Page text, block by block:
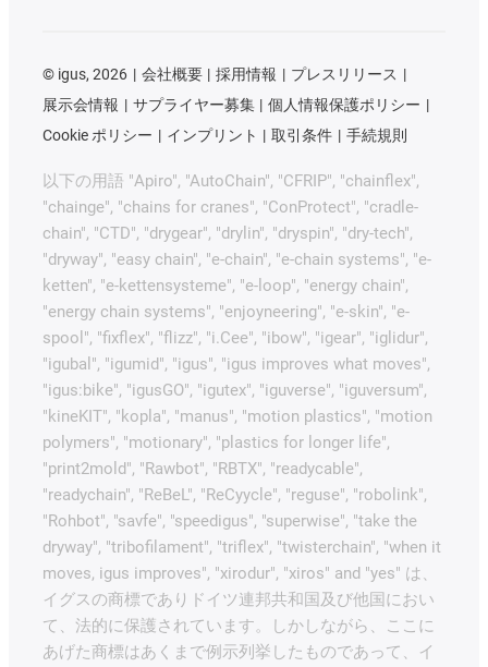
© igus, 2026 会社概要 採用情報
プレスリリース
展示会情報
サプライヤー募集
個人情報保護ポリシー
Cookie ポリシー
インプリント 取引条件 手続規則
以下の用語 "Apiro", "AutoChain", "CFRIP", "chainflex",
"chainge", "chains for cranes", "ConProtect", "cradle-
chain", "CTD", "drygear", "drylin", "dryspin", "dry-tech",
"dryway", "easy chain", "e-chain", "e-chain systems", "e-
ketten", "e-kettensysteme", "e-loop", "energy chain",
"energy chain systems", "enjoyneering", "e-skin", "e-
spool", "fixflex", "flizz", "i.Cee", "ibow", "igear", "iglidur",
"igubal", "igumid", "igus", "igus improves what moves",
"igus:bike", "igusGO", "igutex", "iguverse", "iguversum",
"kineKIT", "kopla", "manus", "motion plastics", "motion
polymers", "motionary", "plastics for longer life",
"print2mold", "Rawbot", "RBTX", "readycable",
"readychain", "ReBeL", "ReCyycle", "reguse", "robolink",
"Rohbot", "savfe", "speedigus", "superwise", "take the
dryway", "tribofilament", "triflex", "twisterchain", "when it
moves, igus improves", "xirodur", "xiros" and "yes" は、
イグスの商標でありドイツ連邦共和国及び他国におい
て、法的に保護されています。しかしながら、ここに
あげた商標はあくまで例示列挙したものであって、イ